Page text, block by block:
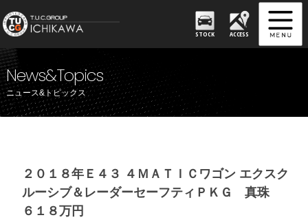
STOCK ACCESS
News&Topics
ニュース&トピックス
２０１８年Ｅ４３ ４ＭＡＴＩＣワゴン エクスク
ルーシブ＆レーダーセーフティＰＫＧ 真珠
６１８万円